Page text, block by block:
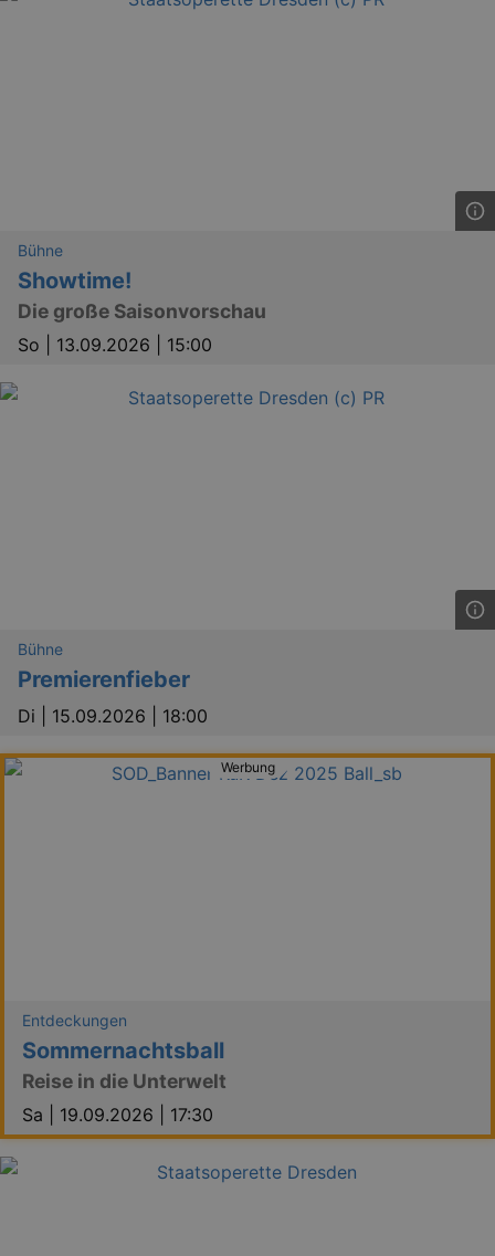
Bühne
Showtime!
Die große Saisonvorschau
So | 13.09.2026 | 15:00
Bühne
Premierenfieber
Di | 15.09.2026 | 18:00
Werbung
Entdeckungen
Sommernachtsball
Reise in die Unterwelt
Sa | 19.09.2026 | 17:30